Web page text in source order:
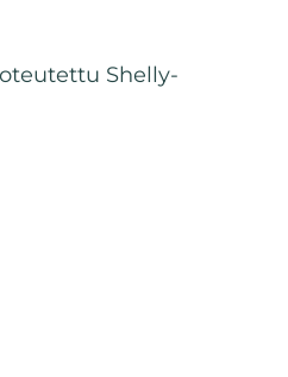
Shelly-